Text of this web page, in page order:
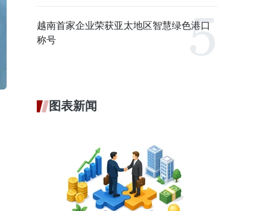
越南首家企业荣获亚太地区智慧绿色港口
称号
图表新闻